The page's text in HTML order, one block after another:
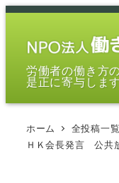
メ
労働者の働き方
是正に寄与します
ホーム 全投稿一覧
ＨＫ会長発言 公共